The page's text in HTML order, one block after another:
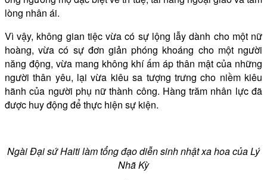
lòng nhân ái.
Vì vậy, không gian tiệc vừa có sự lộng lẫy dành cho một nữ
hoàng, vừa có sự đơn giản phóng khoáng cho một người
năng động, vừa mang không khí ấm áp thân mật của những
người thân yêu, lại vừa kiêu sa tượng trưng cho niềm kiêu
hãnh của người phụ nữ thành công. Hàng trăm nhân lực đã
được huy động để thực hiện sự kiện.
Ngài Đại sứ Haiti làm tổng đạo diễn sinh nhật xa hoa của Lý
Nhã Kỳ